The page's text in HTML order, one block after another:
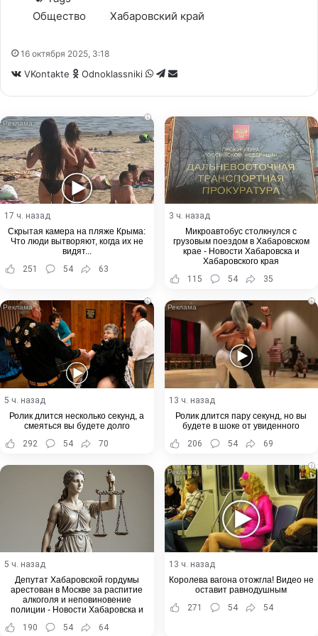
Общество
Хабаровский край
16 октября 2025, 3:18
VKontakte Odnoklassniki WhatsApp
Telegram
Share
i
17 ч. назад
Скрытая камера на пляже Крыма:
Что люди вытворяют, когда их не
видят...
251
54 63
3 ч. назад
Микроавтобус столкнулся с
грузовым поездом в Хабаровском
крае - Новости Хабаровска и
Хабаровского края
115
54 35
i
5 ч. назад
Ролик длится несколько секунд, а
смеяться вы будете долго
292
54 70
i
13 ч. назад
Ролик длится пару секунд, но вы
будете в шоке от увиденного
206
54 69
5 ч. назад
Депутат Хабаровской гордумы
арестован в Москве за распитие
алкоголя и неповиновение
полиции - Новости Хабаровска и
190 54 64
i
13 ч. назад
Королева вагона отожгла! Видео не
оставит равнодушным
271
54 54